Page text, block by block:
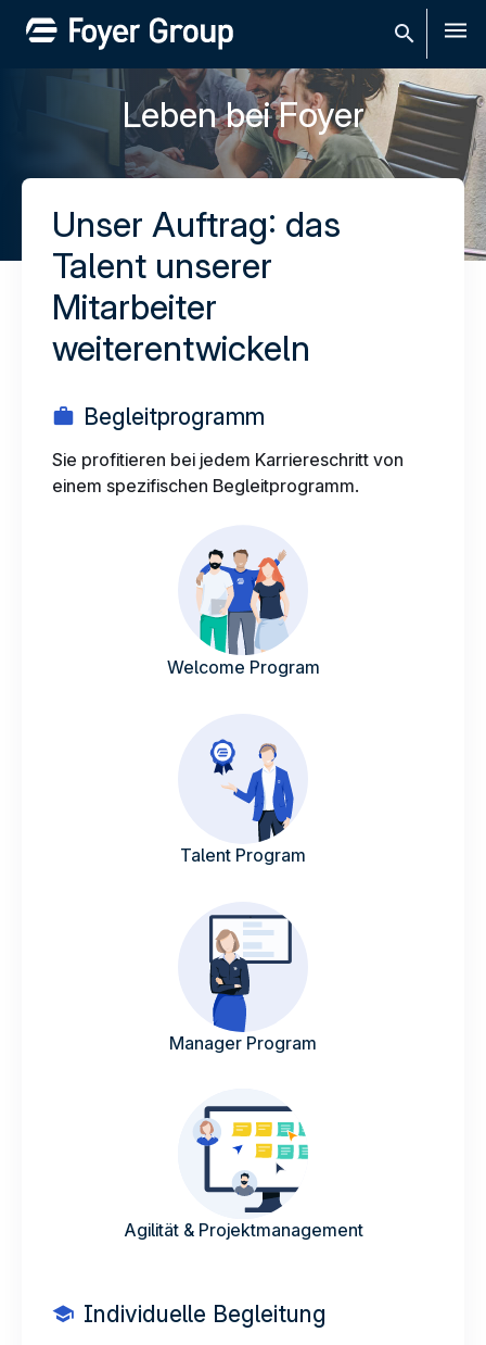
DE
Leben bei Foyer
Unser Auftrag: das
Talent unserer
Mitarbeiter
weiterentwickeln
Begleitprogramm
Sie profitieren bei jedem Karriereschritt von
einem spezifischen Begleitprogramm.
Welcome Program
Talent Program
Manager Program
Agilität & Projektmanagement
Individuelle Begleitung